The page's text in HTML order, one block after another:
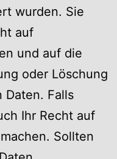
wurden. Sie
auf
und auf die
oder Löschung
Daten. Falls
Ihr Recht auf
Sollten